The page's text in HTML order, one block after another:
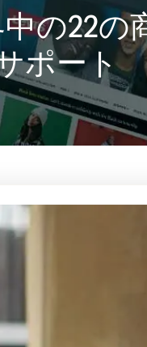
の22の
ポート